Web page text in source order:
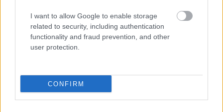
I want to allow Google to enable storage
related to security, including authentication
functionality and fraud prevention, and other
user protection.
CONFIRM
Itt a tanévkezdés, rengeteget költenek a szülők
2024.09.06. Fazekas Adrián
megviseli a
pénztárcáját? Nem